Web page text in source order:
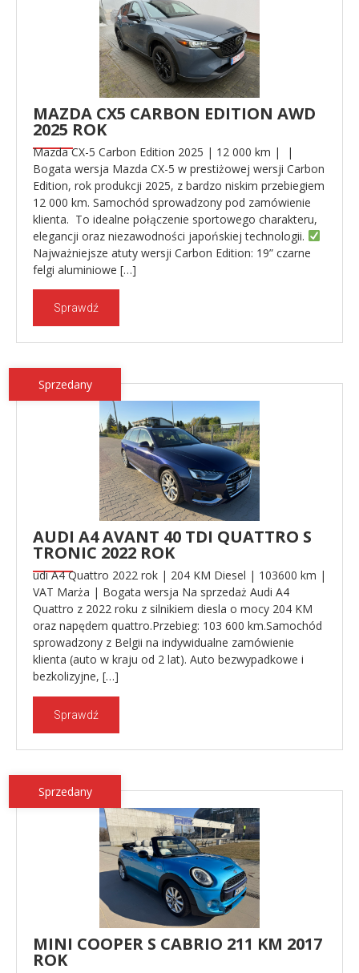
MAZDA CX5 CARBON EDITION AWD
2025 ROK
Mazda CX-5 Carbon Edition 2025 | 12 000 km | |
Bogata wersja Mazda CX-5 w prestiżowej wersji Carbon
Edition, rok produkcji 2025, z bardzo niskim przebiegiem
12 000 km. Samochód sprowadzony pod zamówienie
klienta. To idealne połączenie sportowego charakteru,
elegancji oraz niezawodności japońskiej technologii.
Najważniejsze atuty wersji Carbon Edition: 19” czarne
felgi aluminiowe […]
Sprawdź
Sprzedany
AUDI A4 AVANT 40 TDI QUATTRO S
TRONIC 2022 ROK
udi A4 Quattro 2022 rok | 204 KM Diesel | 103600 km |
VAT Marża | Bogata wersja Na sprzedaż Audi A4
Quattro z 2022 roku z silnikiem diesla o mocy 204 KM
oraz napędem quattro.Przebieg: 103 600 km.Samochód
sprowadzony z Belgii na indywidualne zamówienie
klienta (auto w kraju od 2 lat). Auto bezwypadkowe i
bezkolizyjne, […]
Sprawdź
Sprzedany
MINI COOPER S CABRIO 211 KM 2017
ROK